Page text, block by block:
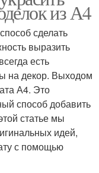
из А4
сделать
выразить
есть
на декор. Выходом
А4. Это
способ добавить
статье мы
идей,
с помощью